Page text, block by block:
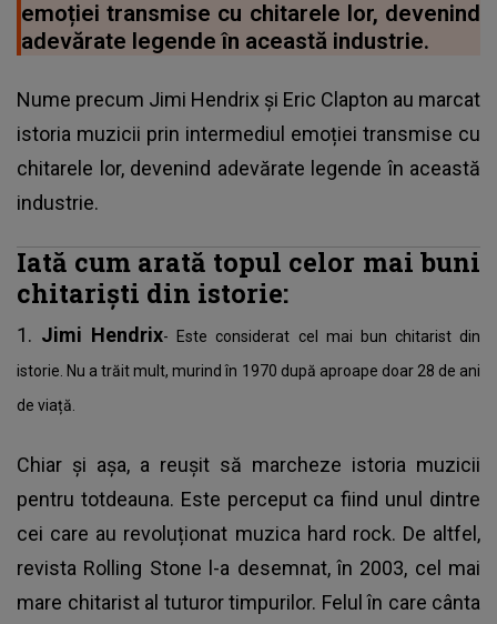
emoției transmise cu chitarele lor, devenind
adevărate legende în această industrie.
Nume precum Jimi Hendrix și Eric Clapton au marcat
istoria muzicii prin intermediul emoției transmise cu
chitarele lor, devenind adevărate legende în această
industrie.
Iată cum arată topul celor mai buni
chitariști din istorie:
1. Jimi Hendrix- Este considerat cel mai bun chitarist din
istorie. Nu a trăit mult, murind în 1970 după aproape doar 28 de ani
de viață.
Chiar și așa, a reușit să marcheze istoria muzicii
pentru totdeauna. Este perceput ca fiind unul dintre
cei care au revoluționat muzica hard rock. De altfel,
revista Rolling Stone l-a desemnat, în 2003, cel mai
mare chitarist al tuturor timpurilor. Felul în care cânta